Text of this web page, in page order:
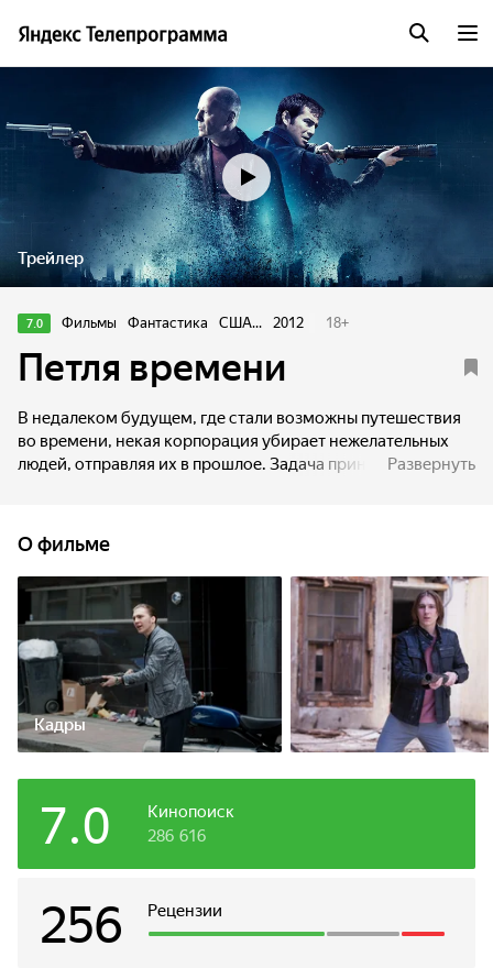
Трейлер
7.0 Фильмы Фантастика США... 2012 18+
Петля времени
В недалеком будущем, где стали возможны путешествия
во времени, некая корпорация убирает нежелательных
людей, отправляя их в прошлое. Задача принимающей
Развернуть
О фильме
Кадры
Кинопоиск
7.0 286 616
Рецензии
256